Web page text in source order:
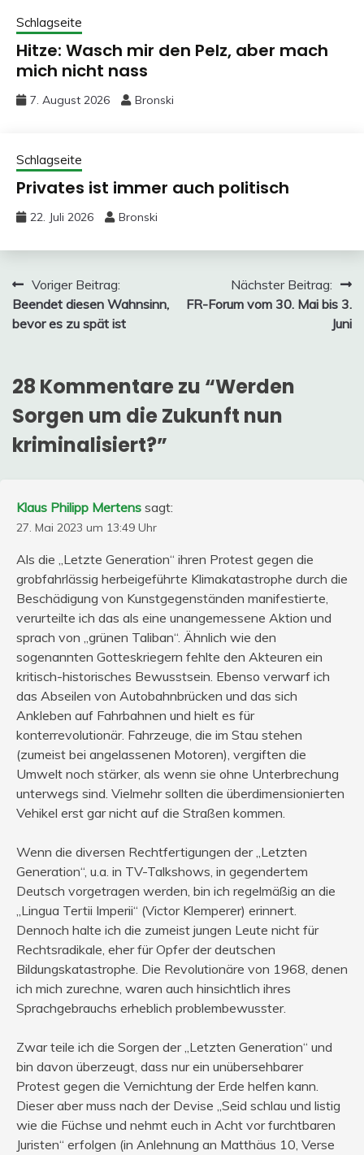
Schlagseite
Hitze: Wasch mir den Pelz, aber mach
mich nicht nass
7. August 2026 Bronski
Schlagseite
Privates ist immer auch politisch
22. Juli 2026 Bronski
Beitragsnavigation
Voriger Beitrag:
Beendet diesen Wahnsinn,
bevor es zu spät ist
Nächster Beitrag:
FR-Forum vom 30. Mai bis 3.
Juni
28 Kommentare zu “Werden
Sorgen um die Zukunft nun
kriminalisiert?”
Klaus Philipp Mertens sagt:
27. Mai 2023 um 13:49 Uhr
Als die „Letzte Generation“ ihren Protest gegen die
grobfahrlässig herbeigeführte Klimakatastrophe durch die
Beschädigung von Kunstgegenständen manifestierte,
verurteilte ich das als eine unangemessene Aktion und
sprach von „grünen Taliban“. Ähnlich wie den
sogenannten Gotteskriegern fehlte den Akteuren ein
kritisch-historisches Bewusstsein. Ebenso verwarf ich
das Abseilen von Autobahnbrücken und das sich
Ankleben auf Fahrbahnen und hielt es für
konterrevolutionär. Fahrzeuge, die im Stau stehen
(zumeist bei angelassenen Motoren), vergiften die
Umwelt noch stärker, als wenn sie ohne Unterbrechung
unterwegs sind. Vielmehr sollten die überdimensionierten
Vehikel erst gar nicht auf die Straßen kommen.
Wenn die diversen Rechtfertigungen der „Letzten
Generation“, u.a. in TV-Talkshows, in gegendertem
Deutsch vorgetragen werden, bin ich regelmäßig an die
„Lingua Tertii Imperii“ (Victor Klemperer) erinnert.
Dennoch halte ich die zumeist jungen Leute nicht für
Rechtsradikale, eher für Opfer der deutschen
Bildungskatastrophe. Die Revolutionäre von 1968, denen
ich mich zurechne, waren auch hinsichtlich ihres
Sprachgebrauchs erheblich problembewusster.
Zwar teile ich die Sorgen der „Letzten Generation“ und
bin davon überzeugt, dass nur ein unübersehbarer
Protest gegen die Vernichtung der Erde helfen kann.
Dieser aber muss nach der Devise „Seid schlau und listig
wie die Füchse und nehmt euch in Acht vor furchtbaren
Juristen“ erfolgen (in Anlehnung an Matthäus 10, Verse